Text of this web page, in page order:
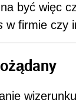
być więc
w firmie czy
wizerunku